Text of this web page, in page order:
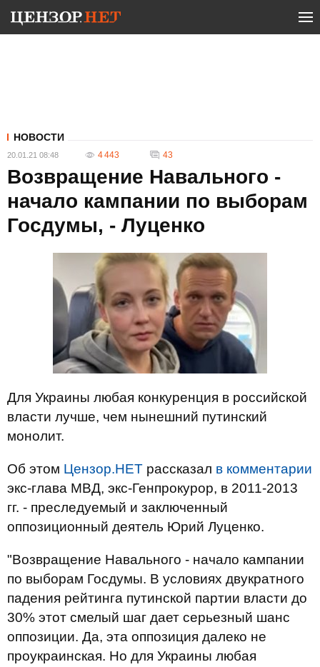
НОВОСТИ
20.01.21 08:48 4 443 43
Возвращение Навального -
начало кампании по выборам
Госдумы, - Луценко
Для Украины любая конкуренция в российской
власти лучше, чем нынешний путинский
монолит.
Об этом Цензор.НЕТ рассказал в комментарии
экс-глава МВД, экс-Генпрокурор, в 2011-2013
гг. - преследуемый и заключенный
оппозиционный деятель Юрий Луценко.
"Возвращение Навального - начало кампании
по выборам Госдумы. В условиях двукратного
падения рейтинга путинской партии власти до
30% этот смелый шаг дает серьезный шанс
оппозиции. Да, эта оппозиция далеко не
проукраинская. Но для Украины любая